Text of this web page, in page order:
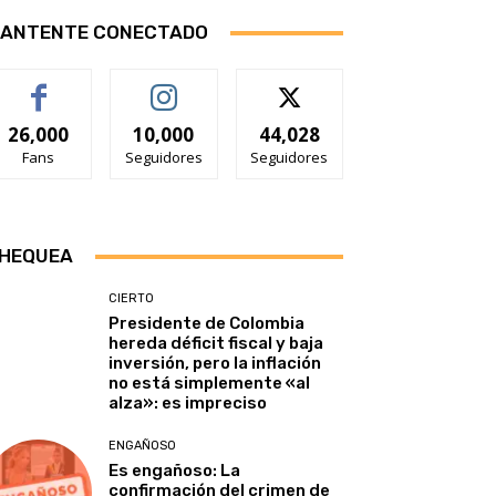
CONECTADO
26,000
Fans
10,000
Seguidores
44,028
Seguidores
CIERTO
Presidente de Colombia
hereda déficit fiscal y baja
inversión, pero la inflación
no está simplemente «al
alza»: es impreciso
ENGAÑOSO
Es engañoso: La
confirmación del crimen de